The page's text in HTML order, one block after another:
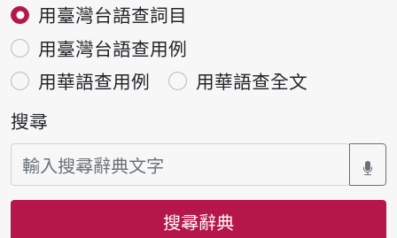
用臺灣台語查詞目
用臺灣台語查用例
用華語查用例
用華語查全文
搜尋
搜尋辭典